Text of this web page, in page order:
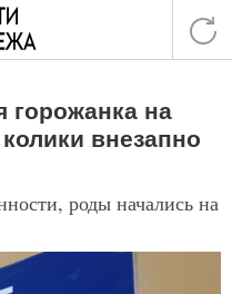
горожанка на
внезапно
роды начались на